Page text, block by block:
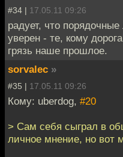
#34 | 17.05.11 09:26
радует, что
уверен - те, кому
грязь наше прошлое.
sorvalec »
#35 | 17.05.11 09:26
Кому: uberdog, #20
> Сам себя сыграл в
личное мнение, но вот